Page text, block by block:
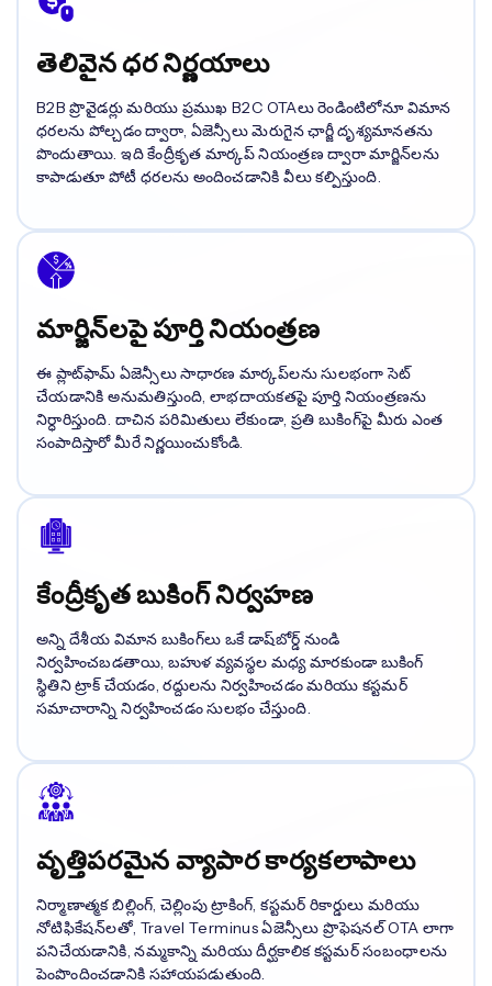
తెలివైన ధర నిర్ణయాలు
B2B ప్రొవైడర్లు మరియు ప్రముఖ B2C OTAలు రెండింటిలోనూ విమాన
ధరలను పోల్చడం ద్వారా, ఏజెన్సీలు మెరుగైన ఛార్జీ దృశ్యమానతను
పొందుతాయి. ఇది కేంద్రీకృత మార్కప్ నియంత్రణ ద్వారా మార్జిన్‌లను
కాపాడుతూ పోటీ ధరలను అందించడానికి వీలు కల్పిస్తుంది.
మార్జిన్‌లపై పూర్తి నియంత్రణ
ఈ ప్లాట్‌ఫామ్ ఏజెన్సీలు సాధారణ మార్కప్‌లను సులభంగా సెట్
చేయడానికి అనుమతిస్తుంది, లాభదాయకతపై పూర్తి నియంత్రణను
నిర్ధారిస్తుంది. దాచిన పరిమితులు లేకుండా, ప్రతి బుకింగ్‌పై మీరు ఎంత
సంపాదిస్తారో మీరే నిర్ణయించుకోండి.
కేంద్రీకృత బుకింగ్ నిర్వహణ
అన్ని దేశీయ విమాన బుకింగ్‌లు ఒకే డాష్‌బోర్డ్ నుండి
నిర్వహించబడతాయి, బహుళ వ్యవస్థల మధ్య మారకుండా బుకింగ్
స్థితిని ట్రాక్ చేయడం, రద్దులను నిర్వహించడం మరియు కస్టమర్
సమాచారాన్ని నిర్వహించడం సులభం చేస్తుంది.
వృత్తిపరమైన వ్యాపార కార్యకలాపాలు
నిర్మాణాత్మక బిల్లింగ్, చెల్లింపు ట్రాకింగ్, కస్టమర్ రికార్డులు మరియు
నోటిఫికేషన్‌లతో, Travel Terminus ఏజెన్సీలు ప్రొఫెషనల్ OTA లాగా
పనిచేయడానికి, నమ్మకాన్ని మరియు దీర్ఘకాలిక కస్టమర్ సంబంధాలను
పెంపొందించడానికి సహాయపడుతుంది.